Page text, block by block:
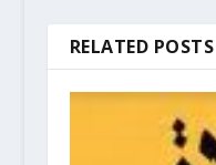
RELATED POSTS